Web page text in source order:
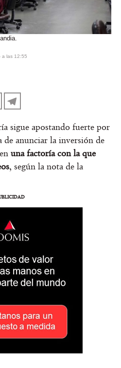
a las 12:55
sigue apostando fuerte por
de anunciar la inversión de
en una factoría con la que
, según la nota de la